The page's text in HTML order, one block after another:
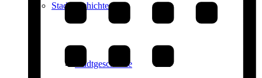
Stadtgeschichte
Stadtgeschichte